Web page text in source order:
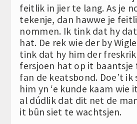
feitlik in jier te lang. As je
tekenje, dan hawwe je
nommen. Ik tink dat hy dat
hat. De rek wie der by
tink dat hy him der
fersjoen hat op it baantsje
fan de keatsbond. Doe’t ik
him yn ‘e kunde kaam wie
al dúdlik dat dit net de
it bûn siet te wachtsjen.